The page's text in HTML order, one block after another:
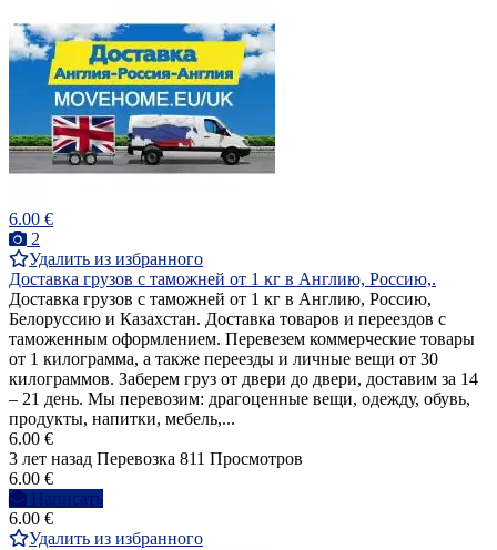
6.00 €
2
Удалить из избранного
Доставка грузов с таможней от 1 кг в Англию, Россию,.
Доставка грузов с таможней от 1 кг в Англию, Россию,
Белоруссию и Казахстан. Доставка товаров и переездов с
таможенным оформлением. Перевезем коммерческие товары
от 1 килограмма, а также переезды и личные вещи от 30
килограммов. Заберем груз от двери до двери, доставим за 14
– 21 день. Мы перевозим: драгоценные вещи, одежду, обувь,
продукты, напитки, мебель,...
6.00 €
3 лет назад Перевозка 811 Просмотров
6.00 €
Написать
6.00 €
Удалить из избранного